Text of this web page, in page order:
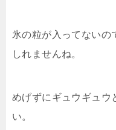
氷の粒が入ってないの
しれませんね。
めげずにギュウギュウ
い。